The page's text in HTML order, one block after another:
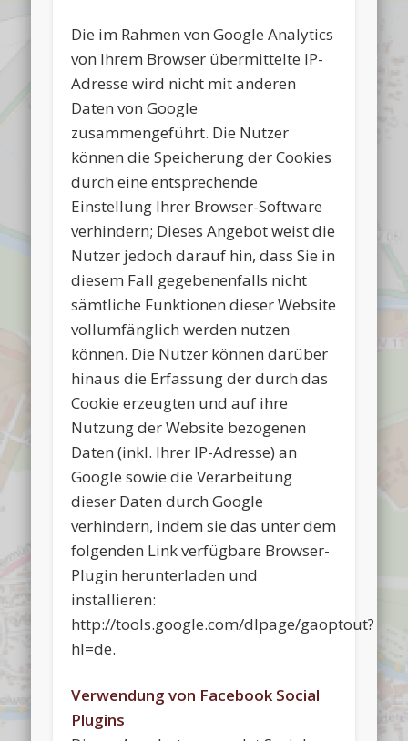
Die im Rahmen von Google Analytics
von Ihrem Browser übermittelte IP-
Adresse wird nicht mit anderen
Daten von Google
zusammengeführt. Die Nutzer
können die Speicherung der Cookies
durch eine entsprechende
Einstellung Ihrer Browser-Software
verhindern; Dieses Angebot weist die
Nutzer jedoch darauf hin, dass Sie in
diesem Fall gegebenenfalls nicht
sämtliche Funktionen dieser Website
vollumfänglich werden nutzen
können. Die Nutzer können darüber
hinaus die Erfassung der durch das
Cookie erzeugten und auf ihre
Nutzung der Website bezogenen
Daten (inkl. Ihrer IP-Adresse) an
Google sowie die Verarbeitung
dieser Daten durch Google
verhindern, indem sie das unter dem
folgenden Link verfügbare Browser-
Plugin herunterladen und
installieren:
http://tools.google.com/dlpage/gaoptout?
hl=de.
Verwendung von Facebook Social
Plugins